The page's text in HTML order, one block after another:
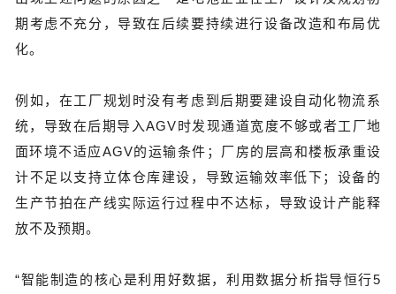
期考虑不充分，导致在后续要持续进行设备改造和布局优
化。
例如，在工厂规划时没有考虑到后期要建设自动化物流系
统，导致在后期导入AGV时发现通道宽度不够或者工厂地
面环境不适应AGV的运输条件；厂房的层高和楼板承重设
计不足以支持立体仓库建设，导致运输效率低下；设备的
生产节拍在产线实际运行过程中不达标，导致设计产能释
放不及预期。
“智能制造的核心是利用好数据，利用数据分析指导恒行5